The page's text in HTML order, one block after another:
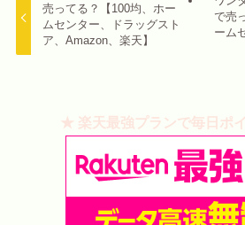
売ってる？【100均、ホー
ムセンター、ドラッグスト
ア、Amazon、楽天】
で売
ーム
★ 楽天最強プランで毎日ポ